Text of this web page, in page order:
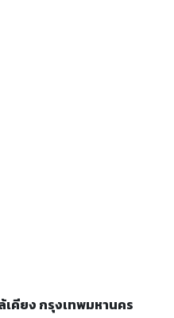
เคียง กรุงเทพมหานคร